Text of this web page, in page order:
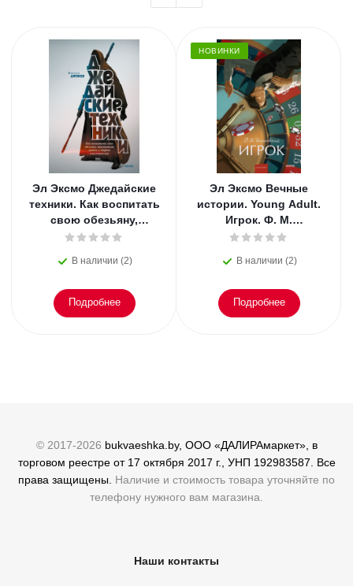
Эл Эксмо Джедайские
техники. Как воспитать
свою обезьяну,
опустошить инбокс и
В наличии (2)
Подробнее
НОВИНКИ
Эл Эксмо Вечные
истории. Young Adult.
Игрок. Ф. М.
Достоевский
В наличии (2)
Подробнее
© 2017-2026 bukvaeshka.by, ООО «ДАЛИРАмаркет», в
торговом реестре от 17 октября 2017 г., УНП 192983587. Все
права защищены. Наличие и стоимость товара уточняйте по
телефону нужного вам магазина.
Наши контакты